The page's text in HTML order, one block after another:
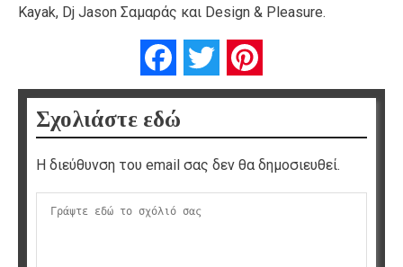
Kayak, Dj Jason Σαμαράς και Design & Pleasure.
FacebookTwitter
Σχολιάστε εδώ
Η διεύθυνση του email σας δεν θα δημοσιευθεί.